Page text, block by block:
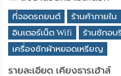
ที่จอดรถยนต์ ร้านค้าภายใน
อินเตอร์เน็ต Wifi
ร้านซักอบ
เครื่องซักผ้าหยอดเหรียญ
รายละเอียด เคียงธารเฮ้าส์